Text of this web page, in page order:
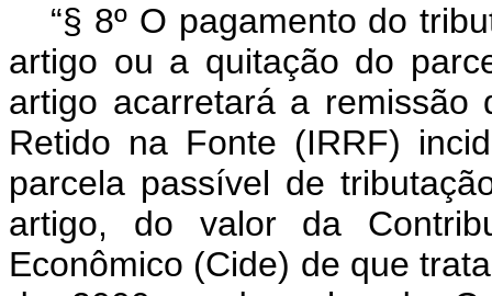
“§ 8º O pagamento do
artigo ou a quitação do
artigo acarretará a
Retido na Fonte (IRRF)
parcela passível de
artigo, do valor da
Econômico (Cide) de que